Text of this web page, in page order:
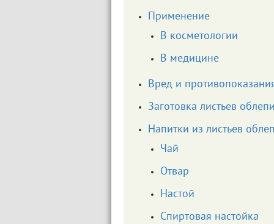
Применение
В косметологии
В медицине
Вред и
Заготовка листьев
Напитки из листьев
Чай
Отвар
Настой
Спиртовая настойка